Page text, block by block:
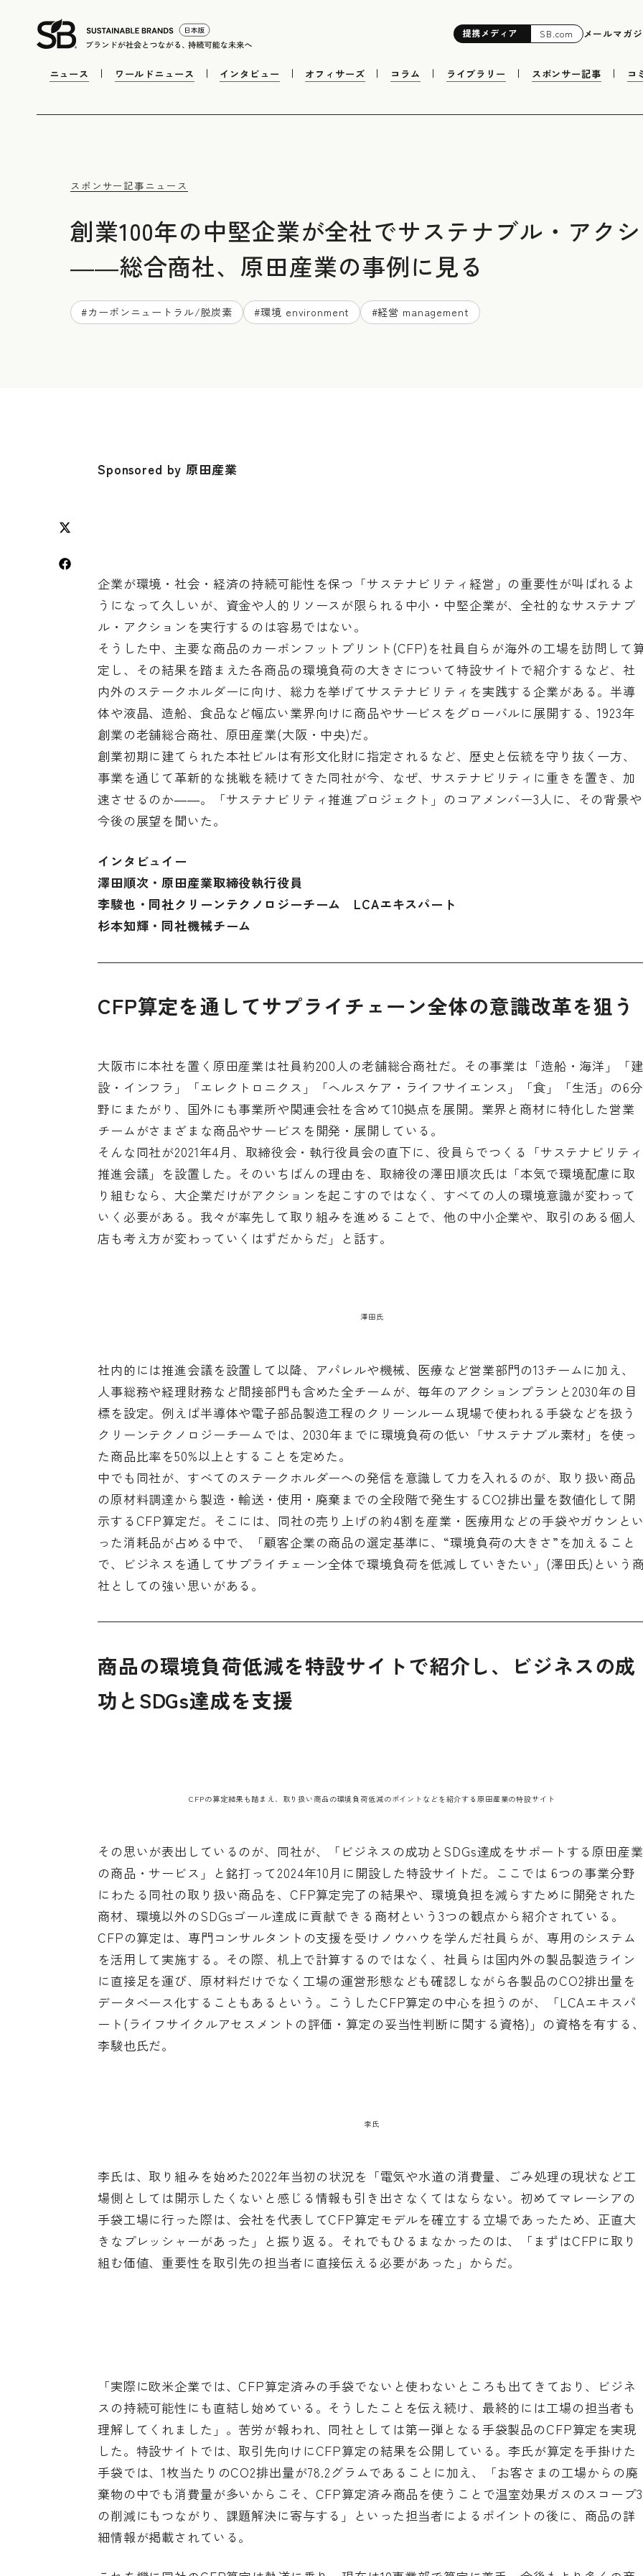
提携メディア SB.com メールマガ
ニュース ワールドニュース インタビュー オフィサーズ コラム ライブラリー スポンサー記事 コ
スポンサー記事 ニュース
創業100年の中堅企業が全社でサステナブル・アク
――総合商社、原田産業の事例に見る
#カーボンニュートラル/脱炭素 #環境 environment #経営 management
Sponsored by 原田産業
企業が環境・社会・経済の持続可能性を保つ「サステナビリティ経営」の重要性が叫ばれるよ
うになって久しいが、資金や人的リソースが限られる中小・中堅企業が、全社的なサステナブ
ル・アクションを実行するのは容易ではない。
そうした中、主要な商品のカーボンフットプリント(CFP)を社員自らが海外の工場を訪問して
定し、その結果を踏まえた各商品の環境負荷の大きさについて特設サイトで紹介するなど、社
内外のステークホルダーに向け、総力を挙げてサステナビリティを実践する企業がある。半導
体や液晶、造船、食品など幅広い業界向けに商品やサービスをグローバルに展開する、1923年
創業の老舗総合商社、原田産業(大阪・中央)だ。
創業初期に建てられた本社ビルは有形文化財に指定されるなど、歴史と伝統を守り抜く一方、
事業を通じて革新的な挑戦を続けてきた同社が今、なぜ、サステナビリティに重きを置き、加
速させるのか――。「サステナビリティ推進プロジェクト」のコアメンバー3人に、その背景や
今後の展望を聞いた。
インタビュイー
澤田順次・原田産業取締役執行役員
李駿也・同社クリーンテクノロジーチーム LCAエキスパート
杉本知輝・同社機械チーム
CFP算定を通してサプライチェーン全体の意識改革を狙う
大阪市に本社を置く原田産業は社員約200人の老舗総合商社だ。その事業は「造船・海洋」「建
設・インフラ」「エレクトロニクス」「ヘルスケア・ライフサイエンス」「食」「生活」の6分
野にまたがり、国外にも事業所や関連会社を含めて10拠点を展開。業界と商材に特化した営業
チームがさまざまな商品やサービスを開発・展開している。
そんな同社が2021年4月、取締役会・執行役員会の直下に、役員らでつくる「サステナビリティ
推進会議」を設置した。そのいちばんの理由を、取締役の澤田順次氏は「本気で環境配慮に取
り組むなら、大企業だけがアクションを起こすのではなく、すべての人の環境意識が変わって
いく必要がある。我々が率先して取り組みを進めることで、他の中小企業や、取引のある個人
店も考え方が変わっていくはずだからだ」と話す。
澤田氏
社内的には推進会議を設置して以降、アパレルや機械、医療など営業部門の13チームに加え、
人事総務や経理財務など間接部門も含めた全チームが、毎年のアクションプランと2030年の目
標を設定。例えば半導体や電子部品製造工程のクリーンルーム現場で使われる手袋などを扱う
クリーンテクノロジーチームでは、2030年までに環境負荷の低い「サステナブル素材」を使っ
た商品比率を50%以上とすることを定めた。
中でも同社が、すべてのステークホルダーへの発信を意識して力を入れるのが、取り扱い商品
の原材料調達から製造・輸送・使用・廃棄までの全段階で発生するCO2排出量を数値化して開
示するCFP算定だ。そこには、同社の売り上げの約4割を産業・医療用などの手袋やガウンと
った消耗品が占める中で、「顧客企業の商品の選定基準に、“環境負荷の大きさ”を加えること
で、ビジネスを通してサプライチェーン全体で環境負荷を低減していきたい」(澤田氏)という
社としての強い思いがある。
商品の環境負荷低減を特設サイトで紹介し、ビジネスの成
功とSDGs達成を支援
CFPの算定結果も踏まえ、取り扱い商品の環境負荷低減のポイントなどを紹介する原田産業の特設サイト
その思いが表出しているのが、同社が、「ビジネスの成功とSDGs達成をサポートする原田産業
の商品・サービス」と銘打って2024年10月に開設した特設サイトだ。ここでは 6つの事業分野
にわたる同社の取り扱い商品を、CFP算定完了の結果や、環境負担を減らすために開発された
商材、環境以外のSDGsゴール達成に貢献できる商材という3つの観点から紹介されている。
CFPの算定は、専門コンサルタントの支援を受けノウハウを学んだ社員らが、専用のシステム
を活用して実施する。その際、机上で計算するのではなく、社員らは国内外の製品製造ライン
に直接足を運び、原材料だけでなく工場の運営形態なども確認しながら各製品のCO2排出量を
データベース化することもあるという。こうしたCFP算定の中心を担うのが、「LCAエキスパ
ート(ライフサイクルアセスメントの評価・算定の妥当性判断に関する資格)」の資格を有する
李駿也氏だ。
李氏
李氏は、取り組みを始めた2022年当初の状況を「電気や水道の消費量、ごみ処理の現状など工
場側としては開示したくないと感じる情報も引き出さなくてはならない。初めてマレーシアの
手袋工場に行った際は、会社を代表してCFP算定モデルを確立する立場であったため、正直大
きなプレッシャーがあった」と振り返る。それでもひるまなかったのは、「まずはCFPに取り
組む価値、重要性を取引先の担当者に直接伝える必要があった」からだ。
「実際に欧米企業では、CFP算定済みの手袋でないと使わないところも出てきており、ビジネ
スの持続可能性にも直結し始めている。そうしたことを伝え続け、最終的には工場の担当者も
理解してくれました」。苦労が報われ、同社としては第一弾となる手袋製品のCFP算定を実現
した。特設サイトでは、取引先向けにCFP算定の結果を公開している。李氏が算定を手掛けた
手袋では、1枚当たりのCO2排出量が78.2グラムであることに加え、「お客さまの工場からの廃
棄物の中でも消費量が多いからこそ、CFP算定済み商品を使うことで温室効果ガスのスコープ3
の削減にもつながり、課題解決に寄与する」といった担当者によるポイントの後に、商品の詳
細情報が掲載されている。